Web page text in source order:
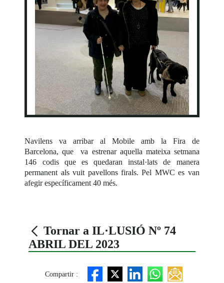
Navilens va arribar al Mobile amb la Fira de
Barcelona, que va estrenar aquella mateixa setmana
146 codis que es quedaran instal·lats de manera
permanent als vuit pavellons firals. Pel MWC es van
afegir específicament 40 més.
Tornar a IL·LUSIÓ Nº 74
ABRIL DEL 2023
Compartir :